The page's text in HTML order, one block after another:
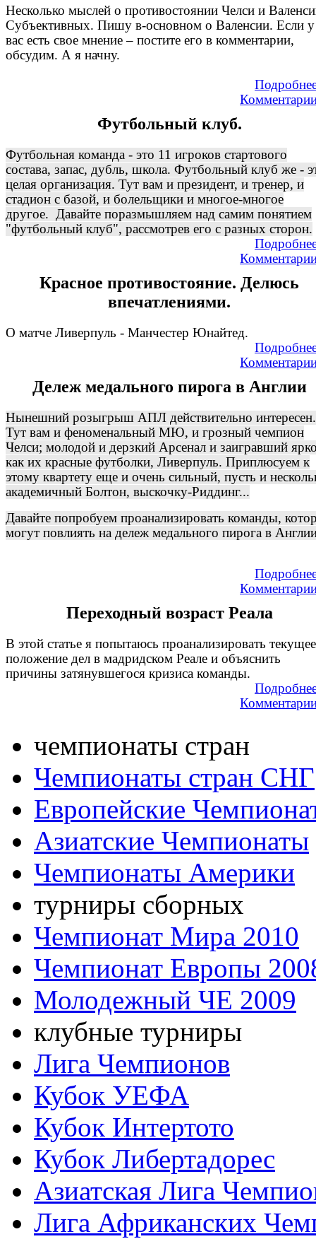
Несколько мыслей о противостоянии Челси и
Субъективных. Пишу в-основном о Валенсии. Если у
вас есть свое мнение – постите его в комментарии,
обсудим. А я начну.
Футбольный клуб.
Футбольная команда - это 11 игроков стартового
состава, запас, дубль, школа. Футбольный клуб же -
целая организация. Тут вам и президент, и тренер, и
стадион с базой, и болельщики и многое-многое
другое. Давайте поразмышляем над самим понятием
"футбольный клуб", рассмотрев его с разных сторон.
Красное противостояние. Делюсь
впечатлениями.
О матче Ливерпуль - Манчестер Юнайтед.
Дележ медального пирога в Англии
Нынешний розыгрыш АПЛ действительно интересен.
Тут вам и феноменальный МЮ, и грозный чемпион
Челси; молодой и дерзкий Арсенал и заигравший
как их красные футболки, Ливерпуль. Приплюсуем к
этому квартету еще и очень сильный, пусть и
академичный Болтон, выскочку-Риддинг...
Давайте попробуем проанализировать команды,
могут повлиять на дележ медального пирога в
Переходный возраст Реала
В этой статье я попытаюсь проанализировать текущее
положение дел в мадридском Реале и объяснить
причины затянувшегося кризиса команды.
чемпионаты стран
Чемпионаты стран СНГ
Европейские
Азиатские Чемпионаты
Чемпионаты Америки
турниры сборных
Чемпионат Мира 2010
Чемпионат Европы
Молодежный ЧЕ 2009
клубные турниры
Лига Чемпионов
Кубок УЕФА
Кубок Интертото
Кубок Либертадорес
Азиатская Лига
Лига Африканских